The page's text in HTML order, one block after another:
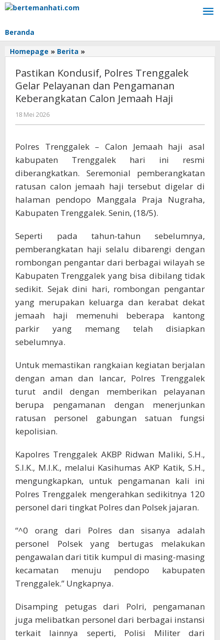
Lewati
Beranda
Homepage » Berita »Pastikan
Polres
Trenggalek
Gelar
Pelayanan
Pengamanan
Calon
Haji
Pastikan Kondusif, Polres Trenggalek
Gelar Pelayanan dan Pengamanan
Keberangkatan Calon Jemaah Haji
18 Mei 2026
BangAdmin
Polres Trenggalek – Calon Jemaah haji asal
kabupaten Trenggalek hari ini resmi
diberangkatkan. Seremonial pemberangkatan
ratusan calon jemaah haji tersebut digelar di
halaman pendopo Manggala Praja Nugraha,
Kabupaten Trenggalek. Senin, (18/5).
Seperti pada tahun-tahun sebelumnya,
pemberangkatan haji selalu dibarengi dengan
rombongan pengantar dari berbagai wilayah se
Kabupaten Trenggalek yang bisa dibilang tidak
sedikit. Sejak dini hari, rombongan pengantar
yang merupakan keluarga dan kerabat dekat
jemaah haji memenuhi beberapa kantong
parkir yang memang telah disiapkan
sebelumnya.
Untuk memastikan rangkaian kegiatan berjalan
dengan aman dan lancar, Polres Trenggalek
turut andil dengan memberikan pelayanan
berupa pengamanan dengan menerjunkan
ratusan personel gabungan satuan fungsi
kepolisian.
Kapolres Trenggalek AKBP Ridwan Maliki, S.H.,
S.I.K., M.I.K., melalui Kasihumas AKP Katik, S.H.,
mengungkapkan, untuk pengamanan kali ini
Polres Trenggalek mengerahkan sedikitnya 120
personel dari tingkat Polres dan Polsek jajaran.
“^0 orang dari Polres dan sisanya adalah
personel Polsek yang bertugas melakukan
pengawalan dari titik kumpul di masing-masing
kecamatan menuju pendopo kabupaten
Trenggalek.” Ungkapnya.
Disamping petugas dari Polri, pengamanan
juga melibatkan personel dari berbagai instansi
terkait lainnya seperti, Polisi Militer dari